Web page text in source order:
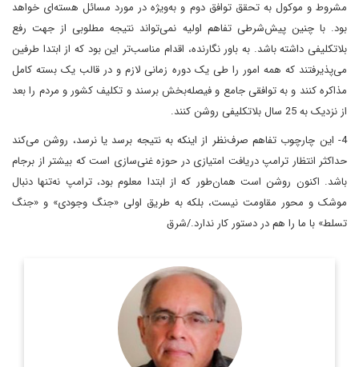
مشروط و موکول به تحقق توافق دوم و به‌ویژه در مورد مسائل هسته‌ای خواهد
بود. با چنین پیش‌شرطی تفاهم اولیه نمی‌تواند نتیجه مطلوبی از جهت رفع
بلاتکلیفی داشته باشد. به باور نگارنده، اقدام مناسب‌تر این بود که از ابتدا طرفین
می‌پذیرفتند که همه امور را طی یک دوره زمانی لازم و در قالب یک بسته کامل
مذاکره کنند و به توافقی جامع و فیصله‌بخش برسند و تکلیف کشور و مردم را بعد
از نزدیک به 25 سال بلاتکلیفی روشن کنند.
4- این چارچوب تفاهم صرف‌نظر از اینکه به نتیجه برسد یا نرسد، روشن می‌کند
حداکثر انتظار ترامپ دریافت امتیازی در حوزه غنی‌سازی است که بیشتر از برجام
باشد. اکنون روشن است همان‌طور که از ابتدا معلوم بود، ترامپ نه‌تنها دنبال
موشک و محور مقاومت نیست، بلکه به طریق اولی «جنگ وجودی» و «جنگ
تسلط» با ما را هم در دستور کار ندارد./شرق
اطلاعات بیشتر